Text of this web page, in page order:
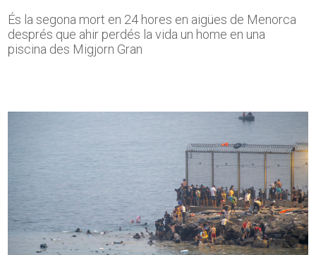
És la segona mort en 24 hores en aigües de Menorca
després que ahir perdés la vida un home en una
piscina des Migjorn Gran